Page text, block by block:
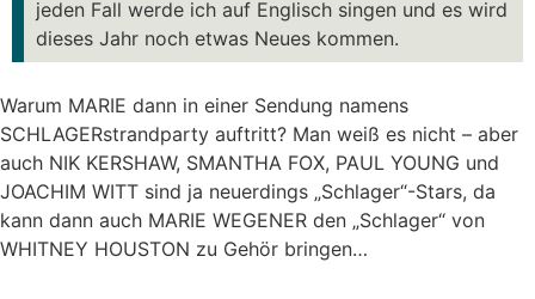
jeden Fall werde ich auf Englisch singen und es wird
dieses Jahr noch etwas Neues kommen.
Warum MARIE dann in einer Sendung namens
SCHLAGERstrandparty auftritt? Man weiß es nicht – aber
auch NIK KERSHAW, SMANTHA FOX, PAUL YOUNG und
JOACHIM WITT sind ja neuerdings „Schlager“-Stars, da
kann dann auch MARIE WEGENER den „Schlager“ von
WHITNEY HOUSTON zu Gehör bringen…